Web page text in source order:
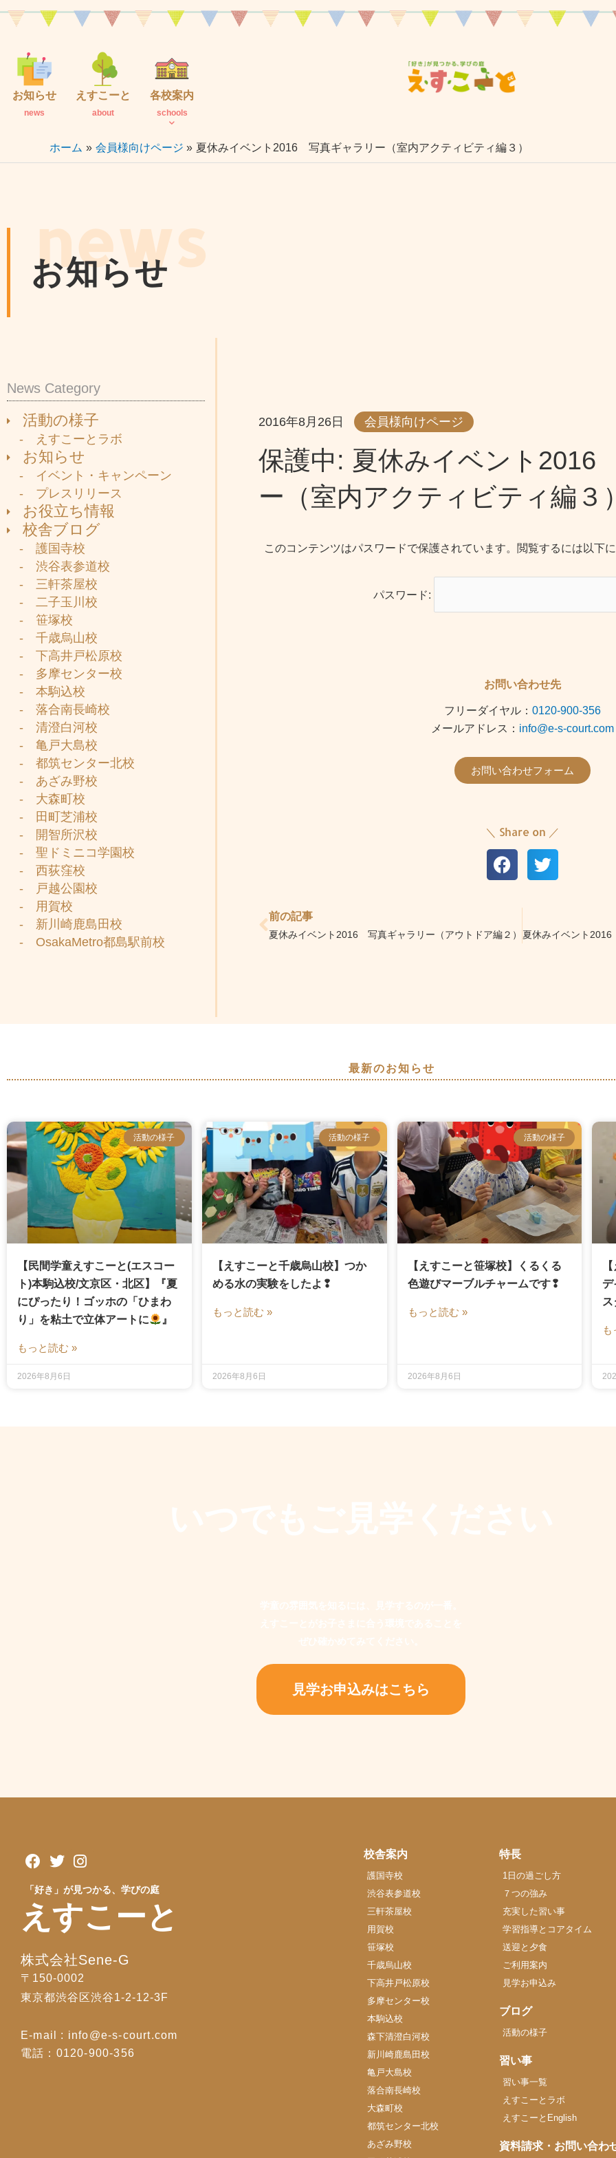
内
お知らせ
news
えすこーと
about
各校案内
schools
ホーム 会員様向けページ 夏休みイベント2016 写真ギャラリー（室内アクティビティ編３）
news
お知らせ
News Category
活動の様子
- えすこーとラボ
お知らせ
- イベント・キャンペーン
- プレスリリース
お役立ち情報
校舎ブログ
- 護国寺校
- 渋谷表参道校
- 三軒茶屋校
- 二子玉川校
- 笹塚校
- 千歳烏山校
- 下高井戸松原校
- 多摩センター校
- 本駒込校
- 落合南長崎校
- 清澄白河校
- 亀戸大島校
- 都筑センター北校
- あざみ野校
- 大森町校
- 田町芝浦校
- 開智所沢校
- 聖ドミニコ学園校
- 西荻窪校
- 戸越公園校
- 用賀校
- 新川崎鹿島田校
- OsakaMetro都島駅前校
2016年8月26日 会員様向けページ
保護中: 夏休みイベント2016
ー（室内アクティビティ編３）
このコンテンツはパスワードで保護されています。閲覧するには以下
パスワード:
お問い合わせ先
フリーダイヤル： 0120-900-356
メールアドレス： info@e-s-court.com
お問い合わせフォーム
＼ Share on ／
前の記事
夏休みイベント2016 写真ギャラリー（アウトドア編２） 夏休みイベント
最新のお知らせ
活動の様子
【民間学童えすこーと(エスコー
ト)本駒込校/文京区・北区】『夏
にぴったり！ゴッホの「ひまわ
り」を粘土で立体アートに
』
もっと読む »
2026年8月6日
活動の様子
【えすこーと千歳烏山校】つか
める水の実験をしたよ❢
もっと読む »
2026年8月6日
活動の様子
【えすこーと笹塚校】くるくる
色遊びマーブルチャームです❢
もっと読む »
2026年8月6日
見学お申込みはこちら
「好き」が見つかる、学びの庭
えすこーと
株式会社Sene-G
〒150-0002
東京都渋谷区渋谷1-2-12-3F
E-mail : info@e-s-court.com
電話：0120-900-356
校舎案内
護国寺校
渋谷表参道校
三軒茶屋校
用賀校
笹塚校
千歳烏山校
下高井戸松原校
多摩センター校
本駒込校
森下清澄白河校
新川崎鹿島田校
亀戸大島校
落合南長崎校
大森町校
都筑センター北校
あざみ野校
特長
1日の過ごし方
７つの強み
充実した習い事
学習指導とコアタイム
送迎と夕食
ご利用案内
見学お申込み
ブログ
活動の様子
習い事
習い事一覧
えすこーとラボ
えすこーとEnglish
資料請求・お問い合わ